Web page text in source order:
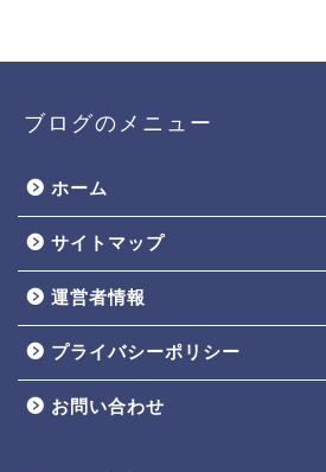
ブログのメニュー
ホーム
サイトマップ
運営者情報
プライバシーポリシー
お問い合わせ